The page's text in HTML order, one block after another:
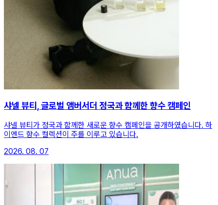
샤넬 뷰티, 글로벌 앰버서더 정국과 함께한 향수 캠페인
샤넬 뷰티가 정국과 함께한 새로운 향수 캠페인을 공개하였습니다. 하
이엔드 향수 컬렉션이 주를 이루고 있습니다.
2026. 08. 07